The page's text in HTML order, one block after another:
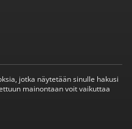
jotka näytetään sinulle hakusi
mainontaan voit vaikuttaa